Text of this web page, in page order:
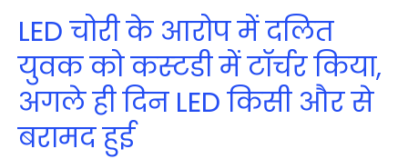
LED चोरी के आरोप में दलित
युवक को कस्‍टडी में टॉर्चर किया,
अगले ही द‍िन LED किसी और से
बरामद हुई